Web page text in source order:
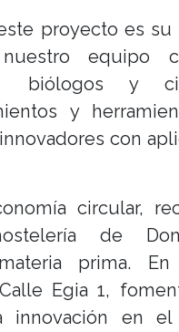
proyecto es
equipo
biólogos y
y
con
circular,
de
prima. En
Egia 1,
innovación en